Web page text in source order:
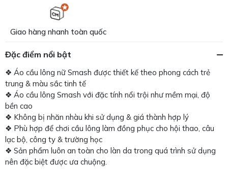
Giao hàng nhanh toàn quốc
Đặc điểm nổi bật
❖ Áo cầu lông nữ Smash được thiết kế theo phong cách trẻ
trung & màu sắc tinh tế
❖ Áo cầu lông Smash với đặc tính nổi trội như mềm mại, độ
bền cao
❖ Không bị nhăn nhàu khi sử dụng & giá thành hợp lý
❖ Phù hợp để chơi cầu lông làm đồng phục cho hội thao, câu
lạc bộ, công ty & trường học
❖ Sản phẩm luôn an toàn cho làn da trong quá trình sử dụng
nên đặc biệt được ưa chuộng.